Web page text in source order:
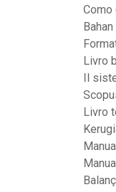
Como
Livro
Il
Livro